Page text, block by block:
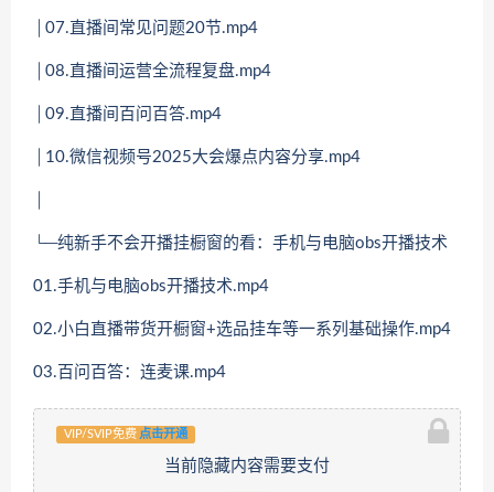
│07.直播间常见问题20节.mp4
│08.直播间运营全流程复盘.mp4
│09.直播间百问百答.mp4
│10.微信视频号2025大会爆点内容分享.mp4
└─纯新手不会开播挂橱窗的看：手机与电脑obs开播技术
01.手机与电脑obs开播技术.mp4
02.小白直播带货开橱窗+选品挂车等一系列基础操作.mp4
03.百问百答：连麦课.mp4
VIP/SVIP免费 点击开通
当前隐藏内容需要支付